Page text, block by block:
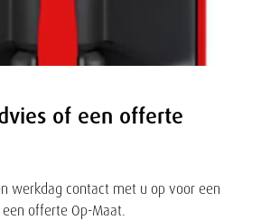
of een offerte
werkdag contact met u op voor een
offerte Op-Maat.